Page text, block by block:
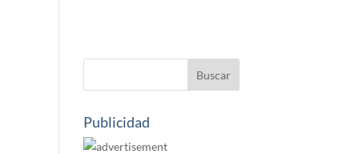
Publicidad